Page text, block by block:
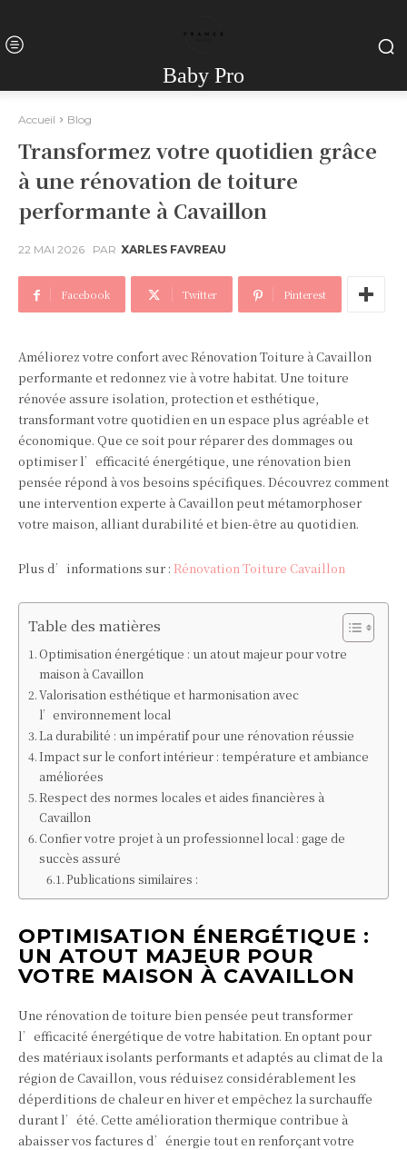
Baby Pro
Accueil Blog
Transformez votre quotidien grâce
à une rénovation de toiture
performante à Cavaillon
22 MAI 2026 PAR XARLES FAVREAU
Facebook Twitter Pinterest
Améliorez votre confort avec Rénovation Toiture à Cavaillon
performante et redonnez vie à votre habitat. Une toiture
rénovée assure isolation, protection et esthétique,
transformant votre quotidien en un espace plus agréable et
économique. Que ce soit pour réparer des dommages ou
optimiser l’efficacité énergétique, une rénovation bien
pensée répond à vos besoins spécifiques. Découvrez comment
une intervention experte à Cavaillon peut métamorphoser
votre maison, alliant durabilité et bien-être au quotidien.
Plus d’informations sur : Rénovation Toiture Cavaillon
Table des matières
Optimisation énergétique : un atout majeur pour votre
maison à Cavaillon
Valorisation esthétique et harmonisation avec
l’environnement local
La durabilité : un impératif pour une rénovation réussie
Impact sur le confort intérieur : température et ambiance
améliorées
Respect des normes locales et aides financières à
Cavaillon
Confier votre projet à un professionnel local : gage de
succès assuré
Publications similaires :
OPTIMISATION ÉNERGÉTIQUE :
UN ATOUT MAJEUR POUR
VOTRE MAISON À CAVAILLON
Une rénovation de toiture bien pensée peut transformer
l’efficacité énergétique de votre habitation. En optant pour
des matériaux isolants performants et adaptés au climat de la
région de Cavaillon, vous réduisez considérablement les
déperditions de chaleur en hiver et empêchez la surchauffe
durant l’été. Cette amélioration thermique contribue à
abaisser vos factures d’énergie tout en renforçant votre